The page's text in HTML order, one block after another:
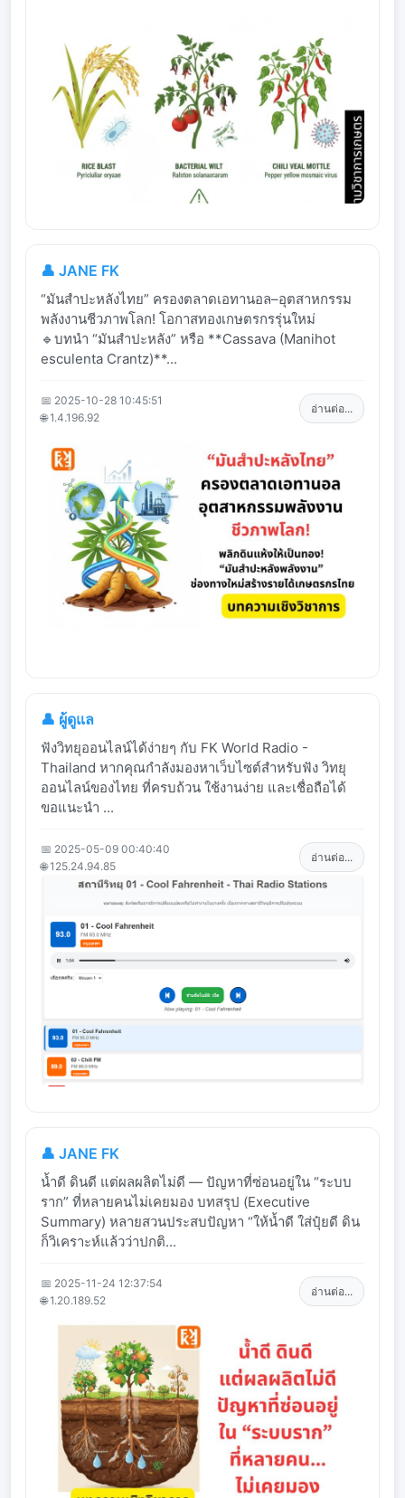
👤 JANE FK
“มันสำปะหลังไทย” ครองตลาดเอทานอล–อุตสาหกรรม
พลังงานชีวภาพโลก! โอกาสทองเกษตรกรรุ่นใหม่
🔹บทนำ “มันสำปะหลัง” หรือ **Cassava (Manihot
esculenta Crantz)**...
📅 2025-10-28 10:45:51
🌐 1.4.196.92
อ่านต่อ...
👤 ผู้ดูแล
ฟังวิทยุออนไลน์ได้ง่ายๆ กับ FK World Radio -
Thailand หากคุณกำลังมองหาเว็บไซต์สำหรับฟัง วิทยุ
ออนไลน์ของไทย ที่ครบถ้วน ใช้งานง่าย และเชื่อถือได้
ขอแนะนำ ...
📅 2025-05-09 00:40:40
🌐 125.24.94.85
อ่านต่อ...
👤 JANE FK
น้ำดี ดินดี แต่ผลผลิตไม่ดี — ปัญหาที่ซ่อนอยู่ใน “ระบบ
ราก” ที่หลายคนไม่เคยมอง บทสรุป (Executive
Summary) หลายสวนประสบปัญหา “ให้น้ำดี ใส่ปุ๋ยดี ดิน
ก็วิเคราะห์แล้วว่าปกติ...
📅 2025-11-24 12:37:54
🌐 1.20.189.52
อ่านต่อ...